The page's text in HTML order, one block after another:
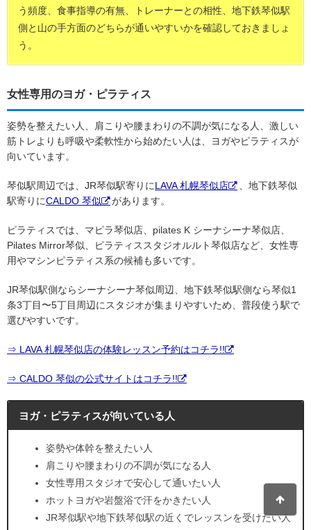
う頻度、食事指導の有無、トレーナーとの相性、地下鉄琴似駅
側と山の手方面のどちらが通いやすいかを確認しておきましょ
う。
女性専用のヨガ・ピラティス
姿勢を整えたい人、肩こりや腰まわりの不調が気になる人、激しい
筋トレよりも呼吸や柔軟性から始めたい人は、ヨガやピラティスが
向いています。
琴似駅周辺では、JR琴似駅寄りにLAVA 札幌琴似店
、地下鉄琴似
駅寄りにCALDO 琴似 があります。
ピラティスでは、マピラ琴似店、pilates K シーナシーナ琴似店、
Pilates Mirror琴似、ピラティススタジオルルト琴似店など、女性専
用やマシンピラティス系の候補も多いです。
JR琴似駅側ならシーナシーナ琴似周辺、地下鉄琴似駅側なら琴似1
条3丁目〜5丁目周辺にスタジオが集まりやすいため、普段使う駅で
選びやすいです。
⇒ LAVA 札幌琴似店の体験レッスン予約はコチラ!!
⇒ CALDO 琴似の公式サイトはコチラ!!
ヨガ・ピラティスが向いている人
姿勢や体幹を整えたい人
肩こりや腰まわりの不調が気になる人
女性専用スタジオで安心して通いたい人
ホットヨガや岩盤浴で汗をかきたい人
JR琴似駅や地下鉄琴似駅の近くでレッスンを受けたい人